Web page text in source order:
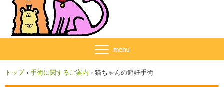
トップ › 手術に関するご案内 › 猫ちゃんの避妊手術